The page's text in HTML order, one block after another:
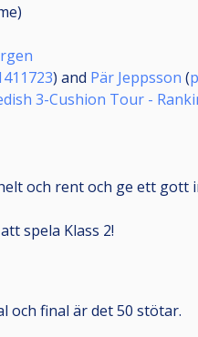
) and Pär Jeppsson (
3-Cushion Tour -
och rent och ge ett gott
spela Klass 2!
och final är det 50 stötar.